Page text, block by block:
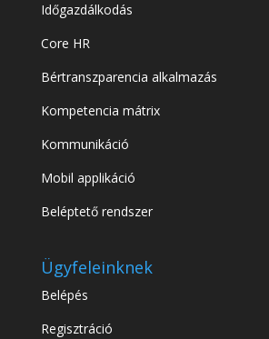
Időgazdálkodás
Core HR
Bértranszparencia alkalmazás
Kompetencia mátrix
Kommunikáció
Mobil applikáció
Beléptető rendszer
Ügyfeleinknek
Belépés
Regisztráció